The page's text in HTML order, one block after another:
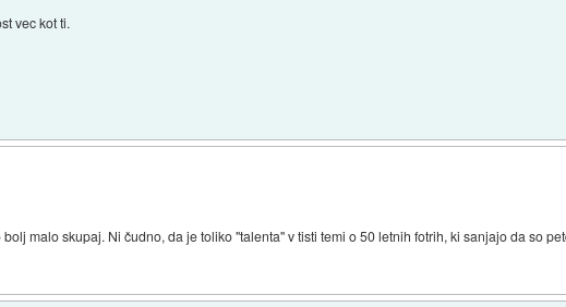
vec kot ti.
malo skupaj. Ni čudno, da je toliko "talenta" v tisti temi o 50 letnih fotrih, ki sanjajo da so